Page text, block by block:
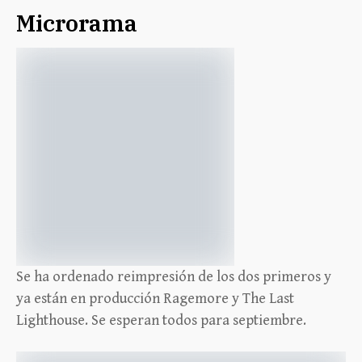
Microrama
Se ha ordenado reimpresión de los dos primeros y
ya están en producción Ragemore y The Last
Lighthouse. Se esperan todos para septiembre.